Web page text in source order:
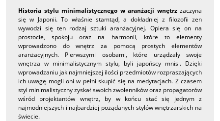
Historia stylu minimalistycznego w aranżacji wnętrzzaczyna
się w Japonii. To właśnie stamtąd, a dokładniej z filozofii zen
wywodzi się ten rodzaj sztuki aranżacyjnej. Opiera się on na
prostocie, spokoju oraz na harmonii, które to elementy
wprowadzono do wnętrz za pomocą prostych elementów
aranżacyjnych. Pierwszymi osobami, które urządzały swoje
wnętrza w minimalistycznym stylu, byli japońscy mnisi. Dzięki
wprowadzaniu jak najmniejszej ilości przedmiotów rozpraszających
ich uwagę mogli oni w pełni skupić się na medytacjach. Z czasem
styl minimalistyczny zyskał swoich zwolenników oraz propagatorów
wśród projektantów wnętrz, by w końcu stać się jednym z
najmodniejszych i najbardziej pożądanych stylów wnętrzarskich na
świecie.